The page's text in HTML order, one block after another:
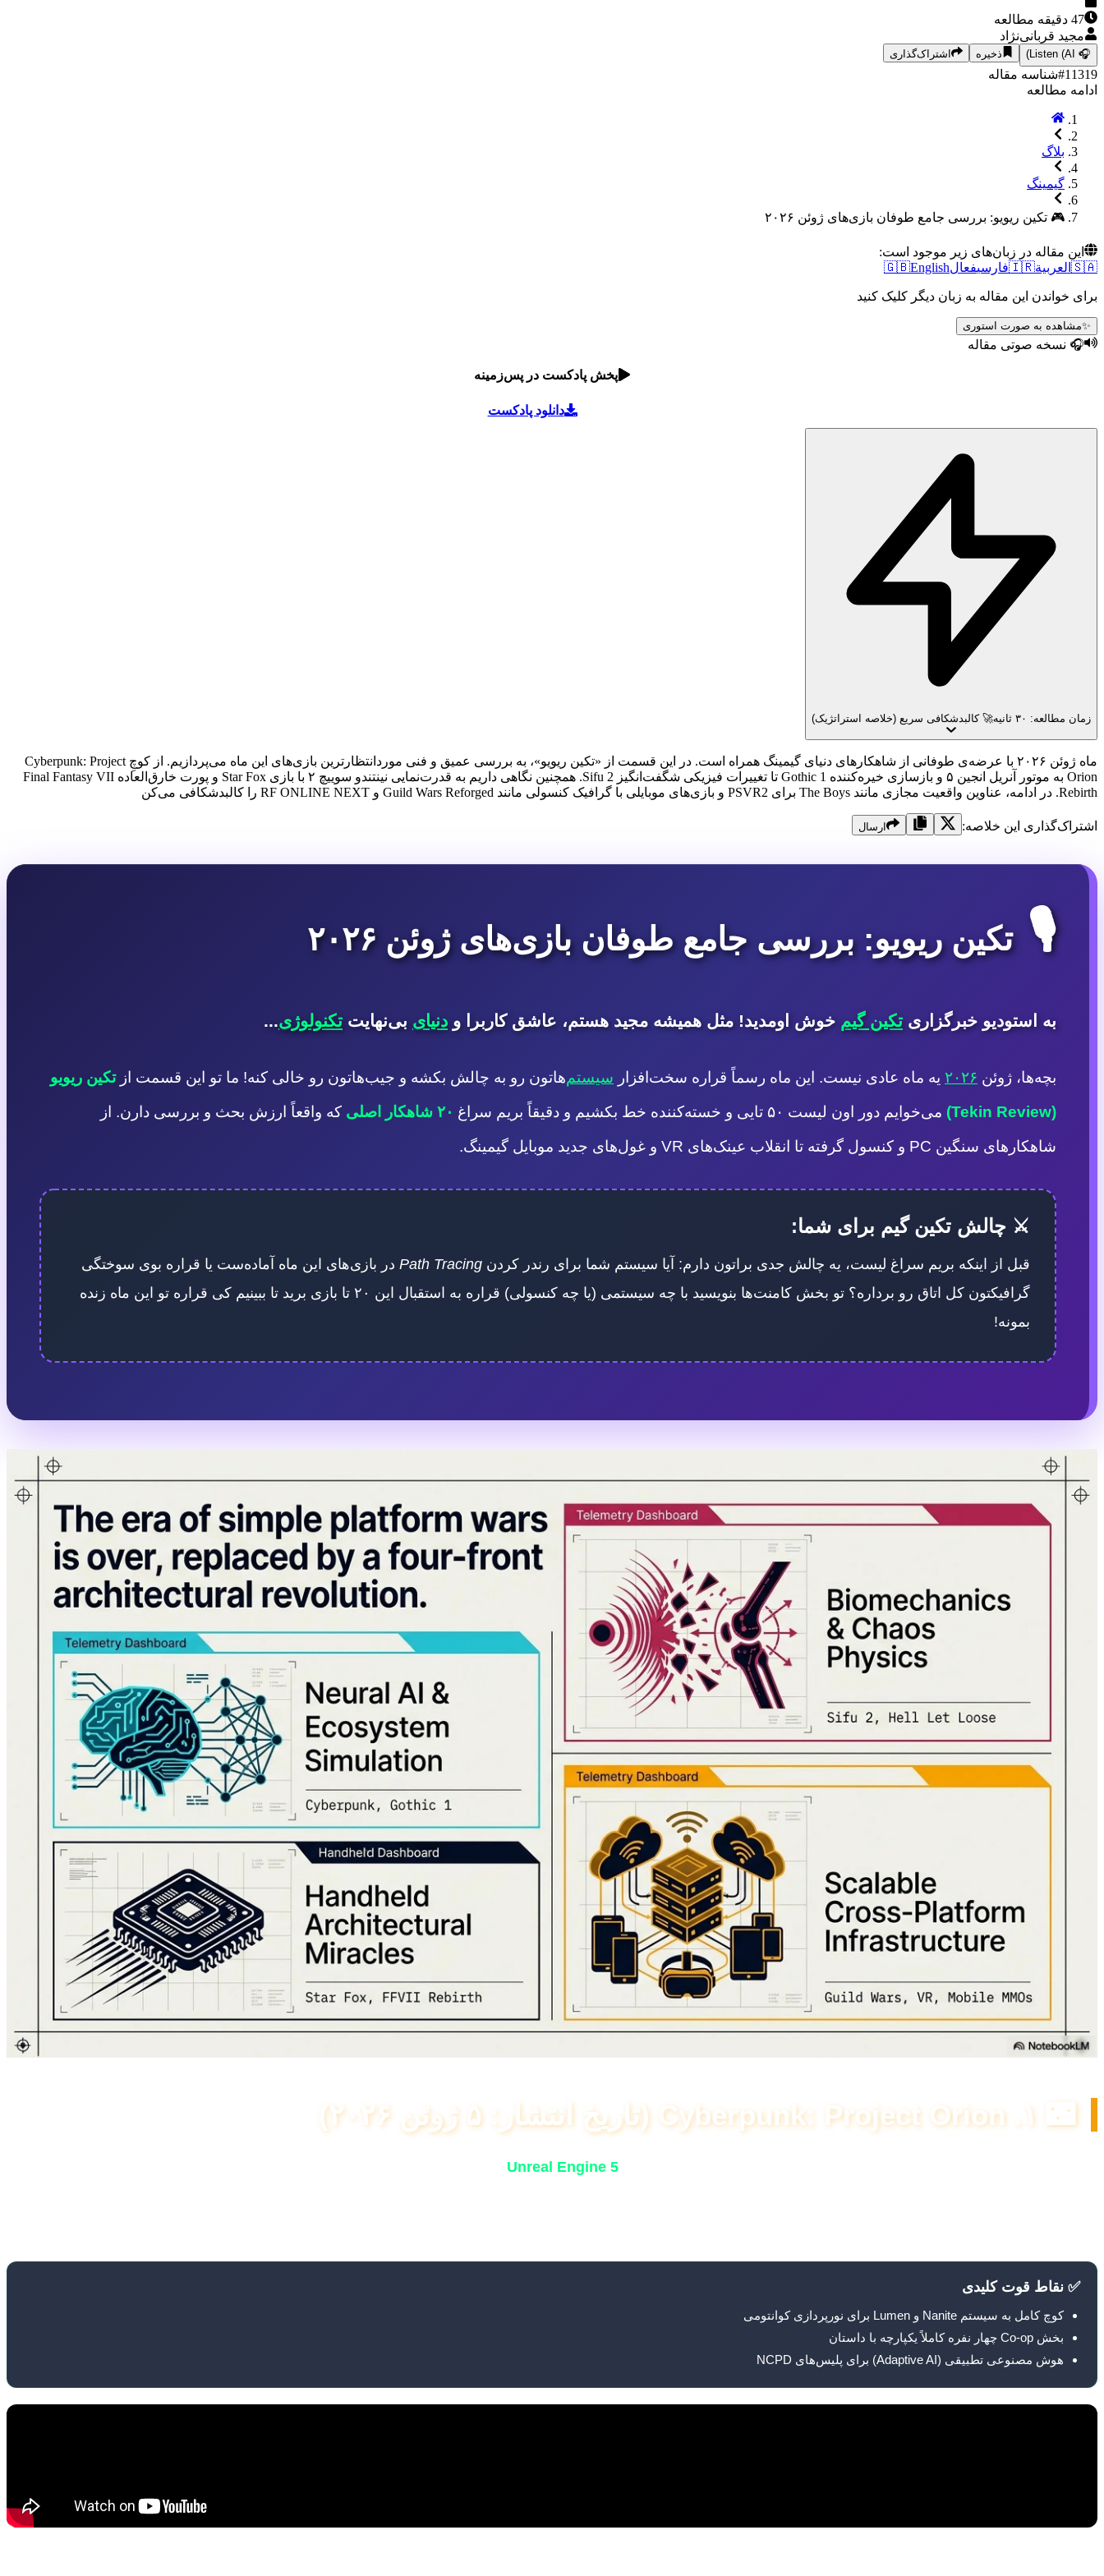
47 دقیقه مطالعه
مجید قربانی‌نژاد
🎧
Listen (AI) ذخیره اشتراک‌گذاری
#11319 شناسه مقاله
ادامه مطالعه
بلاگ
گیمینگ
🎮 تکین ریویو: بررسی جامع طوفان بازی‌های ژوئن ۲۰۲۶
این مقاله در زبان‌های زیر موجود است:
🇸🇦 العربية🇮🇷فارسیفعال 🇬🇧English
برای خواندن این مقاله به زبان دیگر کلیک کنید
✨مشاهده به صورت استوری
🎧 نسخه صوتی مقاله
پخش پادکست در پس‌زمینه
دانلود پادکست
زمان مطالعه: ۳۰ ثانیه 🚀 کالبدشکافی سریع (خلاصه استراتژیک)
ماه ژوئن ۲۰۲۶ با عرضه‌ی طوفانی از شاهکارهای دنیای گیمینگ همراه است. در این قسمت از «تکین ریویو»، به بررسی عمیق و فنی موردانتظارترین بازی‌های این ماه می‌پردازیم. از کوچِ Cyberpunk: Project
Orion به موتور آنریل انجین ۵ و بازسازی خیره‌کننده Gothic 1 تا تغییرات فیزیکی شگفت‌انگیز Sifu 2. همچنین نگاهی داریم به قدرت‌نمایی نینتندو سوییچ ۲ با بازی Star Fox و پورت خارق‌العاده Final Fantasy VII
Rebirth. در ادامه، عناوین واقعیت مجازی مانند The Boys برای PSVR2 و بازی‌های موبایلی با گرافیک کنسولی مانند Guild Wars Reforged و RF ONLINE NEXT را کالبدشکافی می‌کن
اشتراک‌گذاری این خلاصه: ارسال
🎙️ تکین ریویو: بررسی جامع طوفان بازی‌های ژوئن ۲۰۲۶
به استودیو خبرگزاری تکین گیم خوش اومدید! مثل همیشه مجید هستم، عاشق کاربرا و دنیای بی‌نهایت تکنولوژی...
بچه‌ها، ژوئن ۲۰۲۶ یه ماه عادی نیست. این ماه رسماً قراره سخت‌افزار سیستم‌هاتون رو به چالش بکشه و جیب‌هاتون رو خالی کنه! ما تو این قسمت ازتکین ریویو
(Tekin Review)
می‌خوایم دور اون لیست ۵۰ تایی و خسته‌کننده خط بکشیم و دقیقاً بریم سراغ ۲۰ شاهکار اصلی
که واقعاً ارزش بحث و بررسی دارن. از
شاهکارهای سنگین PC و کنسول گرفته تا انقلاب عینک‌های VR و غول‌های جدید موبایل گیمینگ.
⚔️ چالش تکین گیم برای شما:
قبل از اینکه بریم سراغ لیست، یه چالش جدی براتون دارم: آیا سیستم شما برای رندر کردن Path Tracing در بازی‌های این ماه آماده‌ست یا قراره بوی سوختگی
گرافیکتون کل اتاق رو برداره؟ تو بخش کامنت‌ها بنویسید با چه سیستمی (یا چه کنسولی) قراره به استقبال این ۲۰ تا بازی برید تا ببینیم کی قراره تو این ماه زنده
بمونه!
🌃 ۱. Cyberpunk: Project Orion (تاریخ انتشار: ۵ ژوئن ۲۰۲۶)
Unreal Engine 5
✅ نقاط قوت کلیدی
کوچ کامل به سیستم Nanite و Lumen برای نورپردازی کوانتومی
بخش Co-op چهار نفره کاملاً یکپارچه با داستان
هوش مصنوعی تطبیقی (Adaptive AI) برای پلیس‌های NCPD